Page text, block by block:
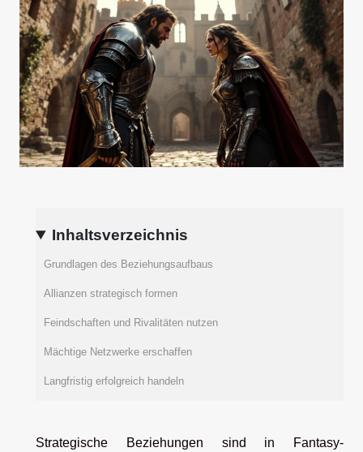
Inhaltsverzeichnis
Grundlagen des Beziehungsaufbaus
Allianzen strategisch formen
Feindschaften und Rivalitäten nutzen
Mächtige Netzwerke erschaffen
Langfristig erfolgreich handeln
Strategische Beziehungen sind in Fantasy-